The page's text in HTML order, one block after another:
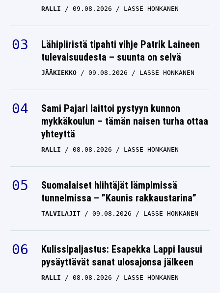
RALLI 09.08.2026 LASSE HONKANEN
Lähipiiristä tipahti vihje Patrik Laineen
tulevaisuudesta – suunta on selvä
JÄÄKIEKKO 09.08.2026 LASSE HONKANEN
Sami Pajari laittoi pystyyn kunnon
mykkäkoulun – tämän naisen turha ottaa
yhteyttä
RALLI 08.08.2026 LASSE HONKANEN
Suomalaiset hiihtäjät lämpimissä
tunnelmissa – ”Kaunis rakkaustarina”
TALVILAJIT 09.08.2026 LASSE HONKANEN
Kulissipaljastus: Esapekka Lappi lausui
pysäyttävät sanat ulosajonsa jälkeen
RALLI 08.08.2026 LASSE HONKANEN